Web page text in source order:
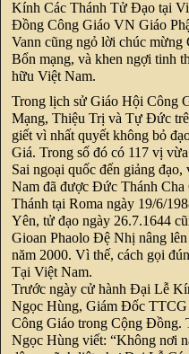
Kính Các Thánh Tử Đạo tại
Đồng Công Giáo VN Giáo
Vann cũng ngỏ lời chúc
Bổn mạng, và khen ngợi tinh
hữu Việt Nam.
Trong lịch sử Giáo Hội Công
Mạng, Thiệu Trị và Tự Đức
giết vì nhất quyết không bỏ
Giá. Trong số đó có 117 vị
Sai ngoại quốc đến giảng
Nam đã được Đức Thánh
Thánh tại Roma ngày 19/6/
Yên, tử đạo ngày 26.7.1644
Gioan Phaolo Đệ Nhị nâng
năm 2000. Vì thế, cách gọi
Tại Việt Nam.
Trước ngày cử hành Đại Lễ
Ngọc Hùng, Giám Đốc TTCG
Công Giáo trong Cộng Đồng.
Ngọc Hùng viết: “Không nơi